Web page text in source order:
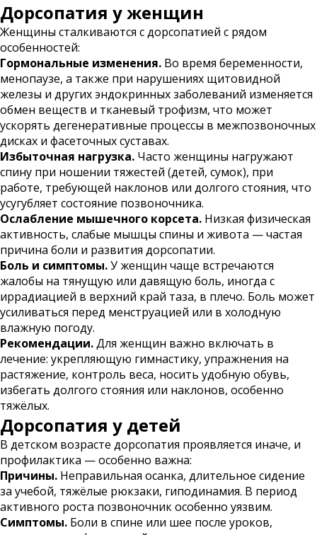
Дорсопатия у женщин
Женщины сталкиваются с дорсопатией с рядом
особенностей:
Гормональные изменения. Во время беременности,
менопаузе, а также при нарушениях щитовидной
железы и других эндокринных заболеваний изменяется
обмен веществ и тканевый трофизм, что может
ускорять дегенеративные процессы в межпозвоночных
дисках и фасеточных суставах.
Избыточная нагрузка. Часто женщины нагружают
спину при ношении тяжестей (детей, сумок), при
работе, требующей наклонов или долгого стояния, что
усугубляет состояние позвоночника.
Ослабление мышечного корсета. Низкая физическая
активность, слабые мышцы спины и живота — частая
причина боли и развития дорсопатии.
Боль и симптомы.У женщин чаще встречаются
жалобы на тянущую или давящую боль, иногда с
иррадиацией в верхний край таза, в плечо. Боль может
усиливаться перед менструацией или в холодную
влажную погоду.
Рекомендации.Для женщин важно включать в
лечение: укрепляющую гимнастику, упражнения на
растяжение, контроль веса, носить удобную обувь,
избегать долгого стояния или наклонов, особенно
тяжёлых.
Дорсопатия у детей
В детском возрасте дорсопатия проявляется иначе, и
профилактика — особенно важна:
Причины. Неправильная осанка, длительное сидение
за учебой, тяжёлые рюкзаки, гиподинамия. В период
активного роста позвоночник особенно уязвим.
Симптомы. Боли в спине или шее после уроков,